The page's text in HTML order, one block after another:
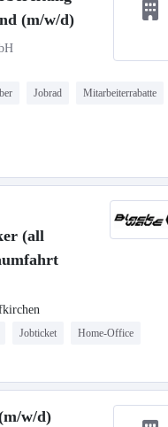
(m/w/d)
Jobrad Mitarbeiterrabatte
(all
Jobticket Home-Office
w/d)